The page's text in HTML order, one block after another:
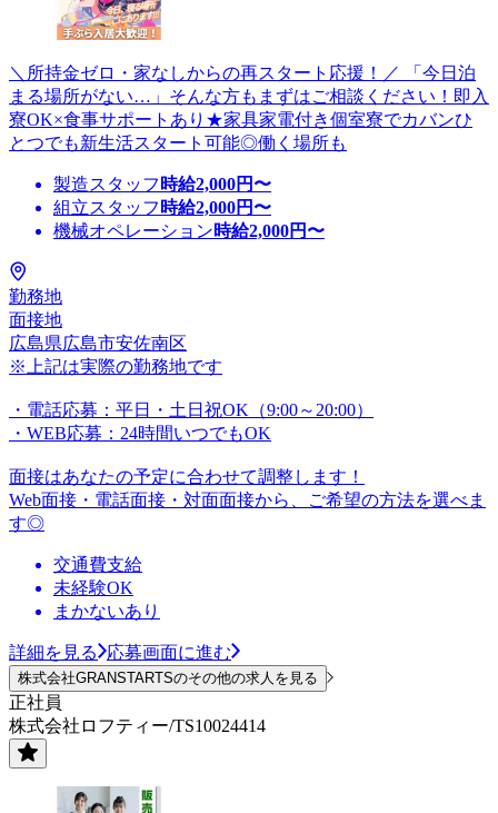
＼所持金ゼロ・家なしからの再スタート応援！／ 「今日泊
まる場所がない…」そんな方もまずはご相談ください！即入
寮OK×食事サポートあり★家具家電付き個室寮でカバンひ
とつでも新生活スタート可能◎働く場所も
製造スタッフ 時給2,000円〜
組立スタッフ 時給2,000円〜
機械オペレーション時給2,000円〜
勤務地
面接地
広島県広島市安佐南区
※上記は実際の勤務地です
・電話応募：平日・土日祝OK（9:00～20:00）
・WEB応募：24時間いつでもOK
面接はあなたの予定に合わせて調整します！
Web面接・電話面接・対面面接から、ご希望の方法を選べま
す◎
交通費支給
未経験OK
まかないあり
詳細を見る 応募画面に進む
株式会社GRANSTARTSのその他の求人を見る
正社員
株式会社ロフティー/TS10024414